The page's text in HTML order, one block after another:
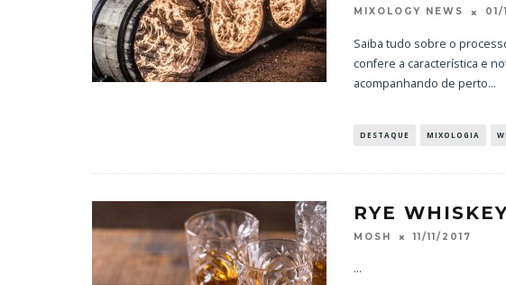
MIXOLOGY NEWS 01/
Saiba tudo sobre o
confere a característica e
acompanhando de perto...
DESTAQUE MIXOLOGIA
RYE
MOSH 11/11/2017
...